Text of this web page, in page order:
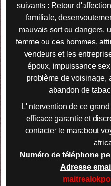
suivants : Retour
familiale,
mauvais sort ou dangers,
femme ou des hommes,
vendeurs et les
époux, impuissance
problème de voisinage,
abandon de
L'intervention de ce
efficace garantie et
contacter le marabout
Numéro de téléphone
Adresse